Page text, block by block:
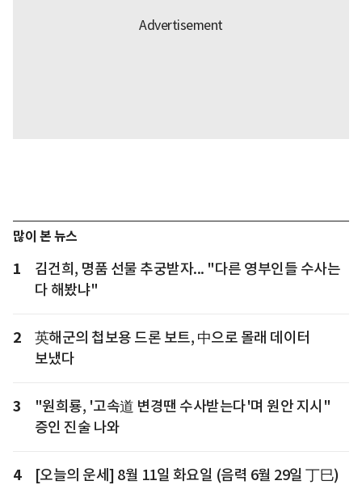
많이 본 뉴스
1
김건희, 명품 선물 추궁받자... "다른 영부인들 수사는
다 해봤냐"
2
英해군의 첩보용 드론 보트, 中으로 몰래 데이터
보냈다
3
"원희룡, '고속道 변경땐 수사받는다'며 원안 지시"
증인 진술 나와
4 [오늘의 운세] 8월 11일 화요일 (음력 6월 29일 丁巳)